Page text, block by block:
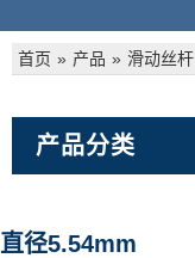
首页 » 产品 » 滑动丝杆
产品分类
直径5.54mm